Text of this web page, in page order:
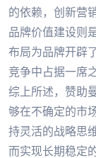
的依赖，创新营
品牌价值建设则
布局为品牌开辟
竞争中占据一席
综上所述，赞助
够在不确定的市
持灵活的战略思
而实现长期稳定